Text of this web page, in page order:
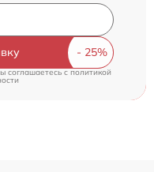
соглашаетесь cполитикой